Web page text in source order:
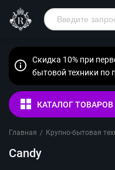
Скидка 10% при
бытовой техники по
КАТАЛОГ ТОВАРОВ
Главная / Крупно-бытовая
Candy